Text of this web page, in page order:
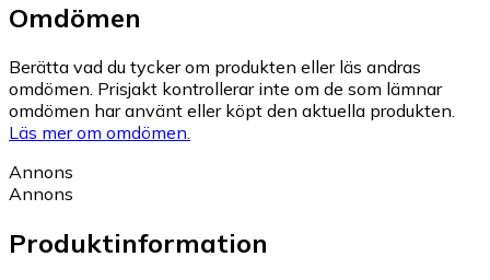
Omdömen
Berätta vad du tycker om produkten eller läs andras
omdömen. Prisjakt kontrollerar inte om de som lämnar
omdömen har använt eller köpt den aktuella produkten.
Läs mer om omdömen.
Annons
Annons
Produktinformation